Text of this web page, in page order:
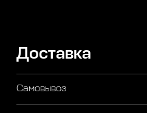
Доставка
Самовывоз